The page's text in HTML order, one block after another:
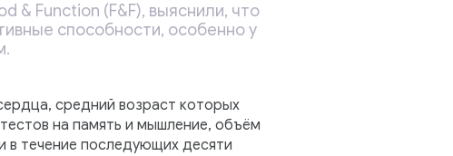
& Function (F&F), выяснили, что
способности, особенно у
средний возраст которых
на память и мышление, объём
в течение последующих десяти